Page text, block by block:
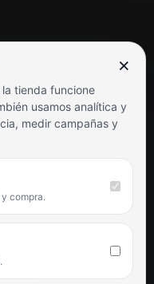
×
tienda funcione
usamos analítica y
medir campañas y
compra.